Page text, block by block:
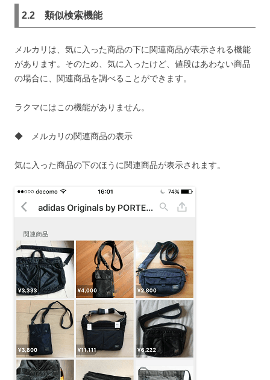
2.2 類似検索機能
メルカリは、気に入った商品の下に関連商品が表示される機能
があります。そのため、気に入ったけど、値段はあわない商品
の場合に、関連商品を調べることができます。
ラクマにはこの機能がありません。
◆ メルカリの関連商品の表示
気に入った商品の下のほうに関連商品が表示されます。